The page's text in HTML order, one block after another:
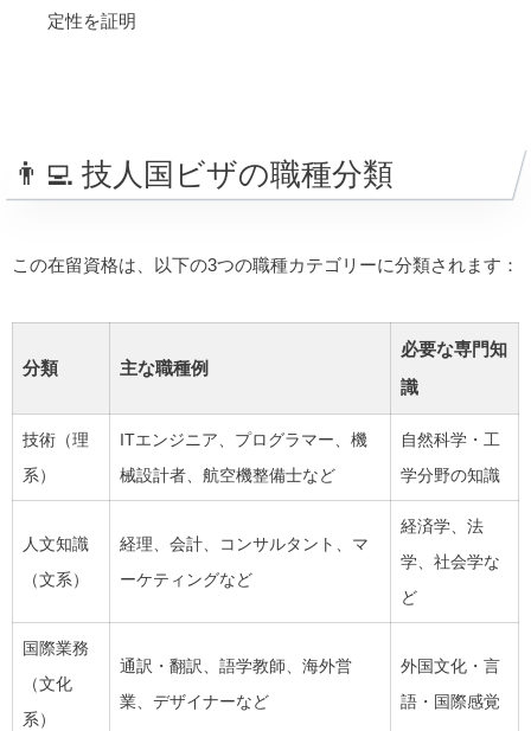
定性を証明
👨‍💻 技人国ビザの職種分類
この在留資格は、以下の3つの職種カテゴリーに分類されます：
分類 主な職種例
必要な専門知
識
技術（理
系）
ITエンジニア、プログラマー、機
械設計者、航空機整備士など
自然科学・工
学分野の知識
人文知識
（文系）
経理、会計、コンサルタント、マ
ーケティングなど
経済学、法
学、社会学な
ど
国際業務
（文化
系）
通訳・翻訳、語学教師、海外営
業、デザイナーなど
外国文化・言
語・国際感覚